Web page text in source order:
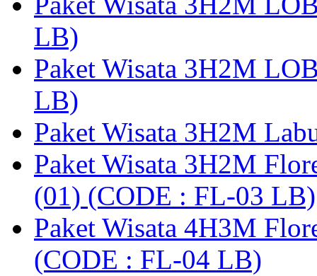
LB)
Paket Wisata 3H2M
LB)
Paket Wisata 3H2M
Paket Wisata 3H2M
(01) (CODE : FL-03 LB)
Paket Wisata 4H3M
(CODE : FL-04 LB)